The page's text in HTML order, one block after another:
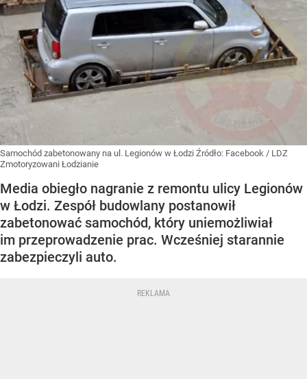
Samochód zabetonowany na ul. Legionów w Łodzi Źródło: Facebook / LDZ
Zmotoryzowani Łodzianie
Media obiegło nagranie z remontu ulicy Legionów
w Łodzi. Zespół budowlany postanowił
zabetonować samochód, który uniemożliwiał
im przeprowadzenie prac. Wcześniej starannie
zabezpieczyli auto.